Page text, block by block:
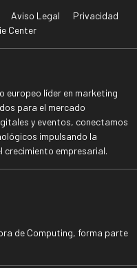
Aviso Legal
Privacidad
Center
europeo líder en marketing
para el mercado
y eventos, conectamos
impulsando la
crecimiento empresarial.
de Computing, forma parte